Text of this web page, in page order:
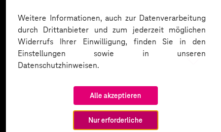
Weitere Informationen, auch zur Datenverarbeitung
durch Drittanbieter und zum jederzeit möglichen
Widerrufs Ihrer Einwilligung, finden Sie in den
Einstellungen sowie in unseren
Datenschutzhinweisen.
Alle akzeptieren
Nur erforderliche